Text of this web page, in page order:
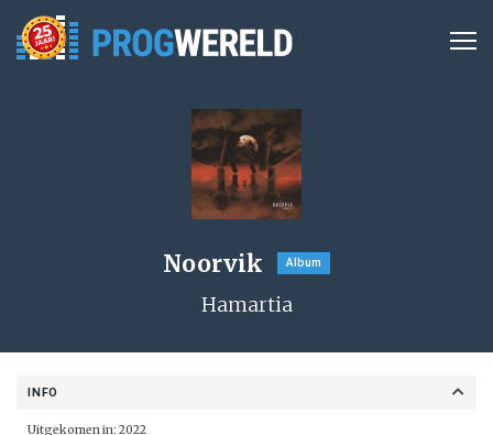
Noorvik Album
Hamartia
INFO
Uitgekomen in: 2022